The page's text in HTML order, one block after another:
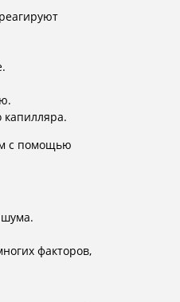
капилляра.
с помощью
шума.
факторов,